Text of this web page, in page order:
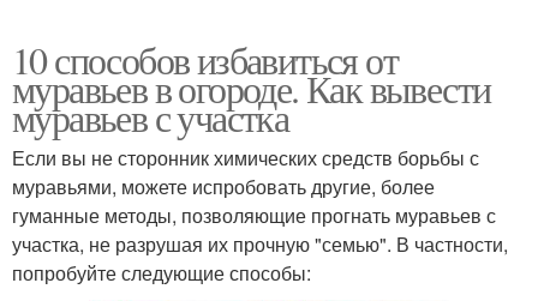
10 способов избавиться от
муравьев в огороде. Как вывести
муравьев с участка
Если вы не сторонник химических средств борьбы с
муравьями, можете испробовать другие, более
гуманные методы, позволяющие прогнать муравьев с
участка, не разрушая их прочную "семью". В частности,
попробуйте следующие способы: